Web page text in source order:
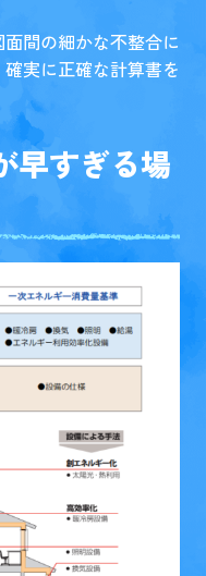
間の細かな不整合に
実に正確な計算書を
早すぎる場